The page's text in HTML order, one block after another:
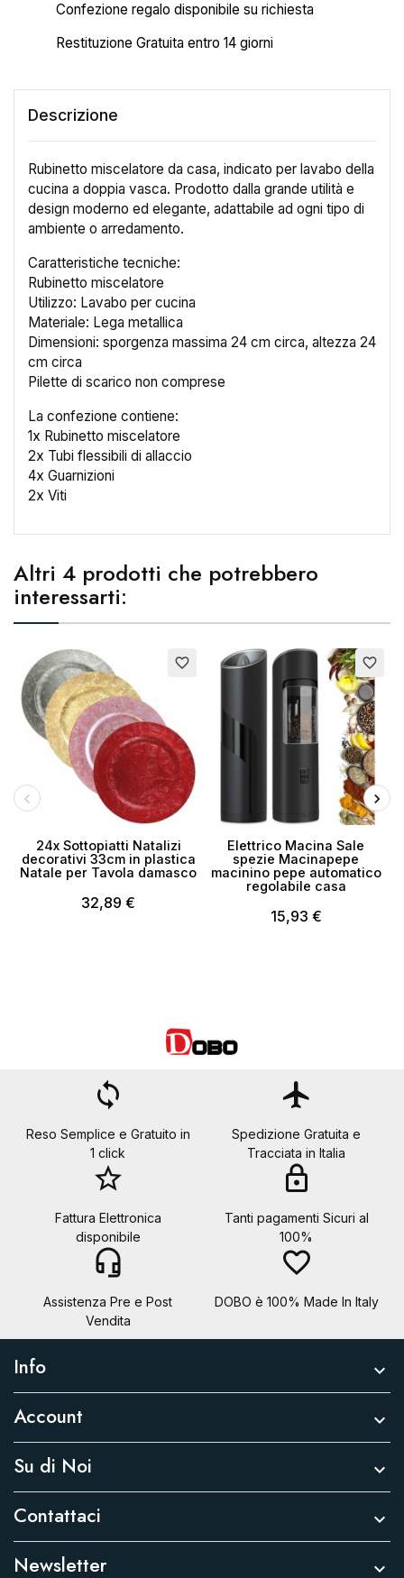
Confezione regalo disponibile su richiesta
Restituzione Gratuita entro 14 giorni
Descrizione
Rubinetto miscelatore da casa, indicato per lavabo della
cucina a doppia vasca. Prodotto dalla grande utilità e
design moderno ed elegante, adattabile ad ogni tipo di
ambiente o arredamento.
Caratteristiche tecniche:
Rubinetto miscelatore
Utilizzo: Lavabo per cucina
Materiale: Lega metallica
Dimensioni: sporgenza massima 24 cm circa, altezza 24
cm circa
Pilette di scarico non comprese
La confezione contiene:
1x Rubinetto miscelatore
2x Tubi flessibili di allaccio
4x Guarnizioni
2x Viti
Altri 4 prodotti che potrebbero
interessarti:
favorite_border
24x Sottopiatti Natalizi
decorativi 33cm in plastica
Natale per Tavola damasco
32,89 €
favorite_border
Elettrico Macina Sale
spezie Macinapepe
macinino pepe automatico
regolabile casa
15,93 €
loop
Reso Semplice e Gratuito in
1 click
flight
Spedizione Gratuita e
Tracciata in Italia
star_border
Fattura Elettronica
disponibile
lock
Tanti pagamenti Sicuri al
100%
headset_mic
Assistenza Pre e Post
Vendita
favorite_border
DOBO è 100% Made In Italy
Info 
Account 
Su di Noi 
Contattaci 
Newsletter 
Crea lista dei desideri ×
Annulla Crea lista dei desideri